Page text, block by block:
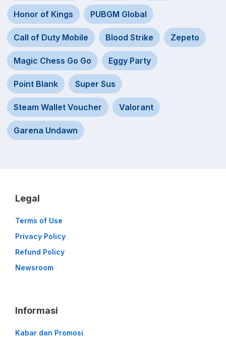
Honor of Kings PUBGM Global
Call of Duty Mobile Blood Strike Zepeto
Magic Chess Go Go Eggy Party
Point Blank Super Sus
Steam Wallet Voucher Valorant
Garena Undawn
Legal
Terms of Use
Privacy Policy
Refund Policy
Newsroom
Informasi
Kabar dan Promosi